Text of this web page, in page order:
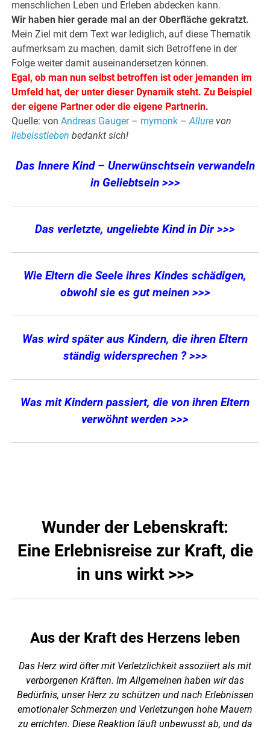
menschlichen Leben und Erleben abdecken kann.
Wir haben hier gerade mal an der Oberfläche gekratzt.
Mein Ziel mit dem Text war lediglich, auf diese Thematik
aufmerksam zu machen, damit sich Betroffene in der
Folge weiter damit auseinandersetzen können.
Egal, ob man nun selbst betroffen ist oder jemanden im
Umfeld hat, der unter dieser Dynamik steht. Zu Beispiel
der eigene Partner oder die eigene Partnerin.
Quelle: vonAndreas Gauger– mymonk –Allure von
liebeisstlebenbedankt sich!
Das Innere Kind – Unerwünschtsein verwandeln
in Geliebtsein >>>
Das verletzte, ungeliebte Kind in Dir >>>
Wie Eltern die Seele ihres Kindes schädigen,
obwohl sie es gut meinen >>>
Was wird später aus Kindern, die ihren Eltern
ständig widersprechen ? >>>
Was mit Kindern passiert, die von ihren Eltern
verwöhnt werden >>>
Wunder der Lebenskraft:
Eine Erlebnisreise zur Kraft, die
in uns wirkt >>>
Aus der Kraft des Herzens leben
Das Herz wird öfter mit Verletzlichkeit assoziiert als mit
verborgenen Kräften. Im Allgemeinen haben wir das
Bedürfnis, unser Herz zu schützen und nach Erlebnissen
emotionaler Schmerzen und Verletzungen hohe Mauern
zu errichten. Diese Reaktion läuft unbewusst ab, und da